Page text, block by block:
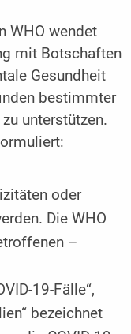
WHO wendet
mit Botschaften
Gesundheit
bestimmter
unterstützen.
oder
Die WHO
–
19-Fälle“,
bezeichnet